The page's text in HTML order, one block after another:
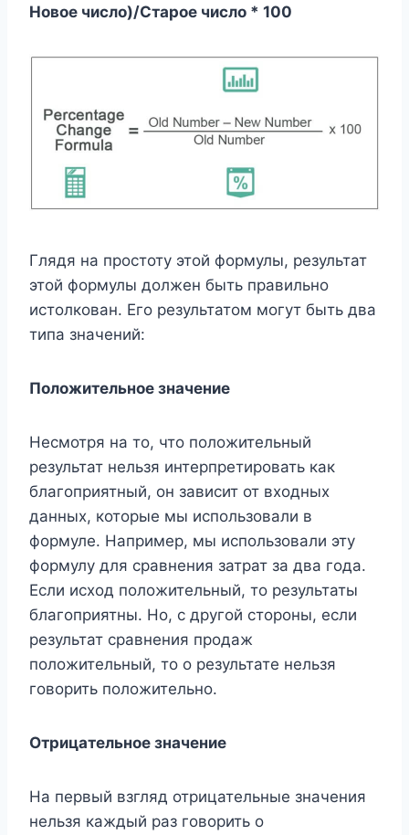
Новое число)/Старое число * 100
Глядя на простоту этой формулы, результат
этой формулы должен быть правильно
истолкован. Его результатом могут быть два
типа значений:
Положительное значение
Несмотря на то, что положительный
результат нельзя интерпретировать как
благоприятный, он зависит от входных
данных, которые мы использовали в
формуле. Например, мы использовали эту
формулу для сравнения затрат за два года.
Если исход положительный, то результаты
благоприятны. Но, с другой стороны, если
результат сравнения продаж
положительный, то о результате нельзя
говорить положительно.
Отрицательное значение
На первый взгляд отрицательные значения
нельзя каждый раз говорить о